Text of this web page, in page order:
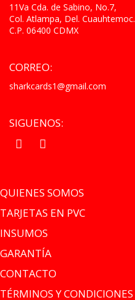
11Va Cda. de Sabino, No.7,
Col. Atlampa, Del. Cuauhtemoc.
C.P. 06400 CDMX
CORREO:
sharkcards1@gmail.com
SIGUENOS:
QUIENES SOMOS
TARJETAS EN PVC
INSUMOS
GARANTÍA
CONTACTO
TÉRMINOS Y CONDICIONES